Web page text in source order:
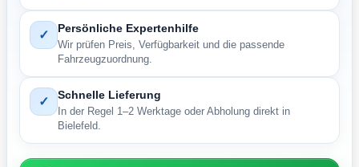
✓ Persönliche Expertenhilfe
Wir prüfen Preis, Verfügbarkeit und die passende
Fahrzeugzuordnung.
✓ Schnelle Lieferung
In der Regel 1–2 Werktage oder Abholung direkt in
Bielefeld.